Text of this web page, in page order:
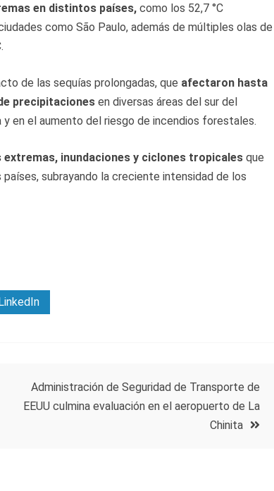
en distintos países, como los 52,7 °C
como São Paulo, además de múltiples olas de
de las sequías prolongadas, que afectaron hasta
precipitaciones en diversas áreas del sur del
en el aumento del riesgo de incendios forestales.
inundaciones y ciclones tropicales que
subrayando la creciente intensidad de los
Administración de Seguridad de Transporte de
EEUU culmina evaluación en el aeropuerto de La
Chinita